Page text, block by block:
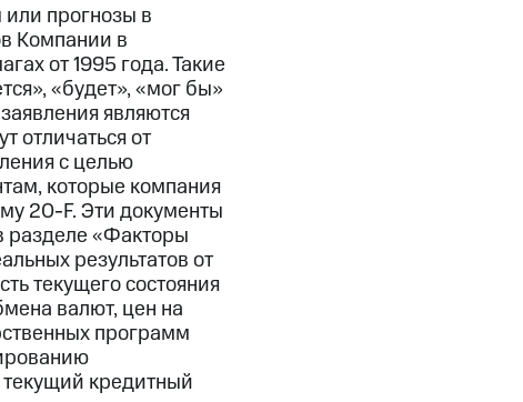
прогнозы в
Компании в
от 1995 года. Такие
«будет», «мог бы»
являются
отличаться от
с целью
которые компания
20-F. Эти документы
разделе «Факторы
результатов от
текущего состояния
валют, цен на
программ
кредитный